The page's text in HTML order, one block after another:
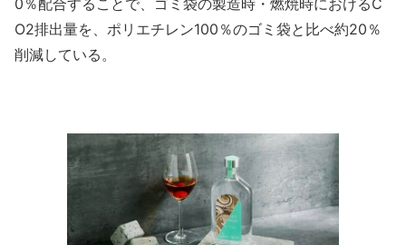
0％配合することで、ゴミ袋の製造時・燃焼時におけるC
O2排出量を、ポリエチレン100％のゴミ袋と比べ約20％
削減している。